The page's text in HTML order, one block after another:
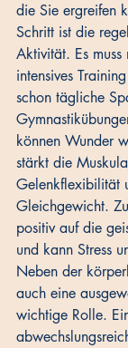
die Sie ergreifen
Schritt ist die
Aktivität. Es
intensives
schon tägliche
können Wunder
stärkt die
Gelenkflexibilität
Gleichgewicht.
positiv auf die
und kann Stress
Neben der
auch eine
wichtige Rolle.